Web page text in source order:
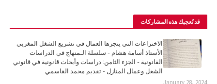
قد تُعجبك هذه المشاركات
الاختراعات التي ينجزها العمال في تشريع الشغل المغربي
الأستاذ أسامة هشام - سلسلة الـمنهاج في الدراسات
القانونية - الجزء الثامن: دراسات وأبحاث قانونية في قانوني
الشغل وعمال المنازل - تقديم محمد القاسمي
January 28, 2024